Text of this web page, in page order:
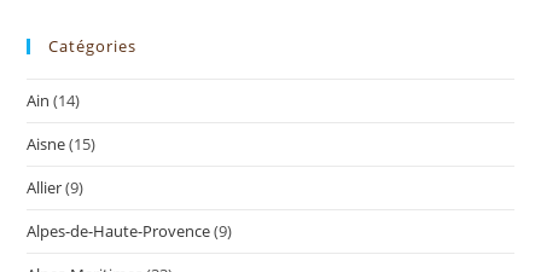
Catégories
Ain (14)
Aisne(15)
Allier(9)
Alpes-de-Haute-Provence(9)